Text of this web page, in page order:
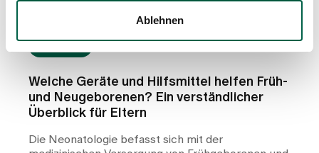
Ablehnen
Welche Geräte und Hilfsmittel helfen Früh-
und Neugeborenen? Ein verständlicher
Überblick für Eltern
Die Neonatologie befasst sich mit der